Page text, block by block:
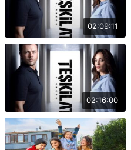
02:09:11
02:16:00